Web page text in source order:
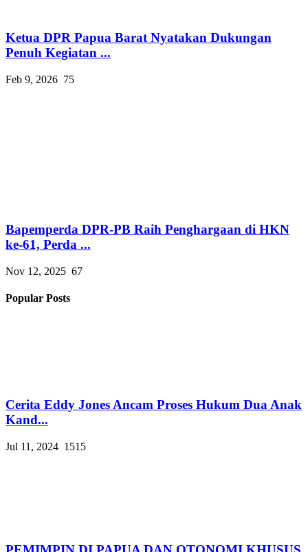
Ketua DPR Papua Barat Nyatakan Dukungan
Penuh Kegiatan ...
Feb 9, 2026 75
Bapemperda DPR-PB Raih Penghargaan di HKN
ke-61, Perda ...
Nov 12, 2025 67
Popular Posts
Cerita Eddy Jones Ancam Proses Hukum Dua Anak
Kand...
Jul 11, 2024 1515